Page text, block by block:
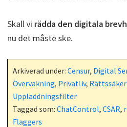
Skall vi rädda den digitala
nu det måste ske.
Arkiverad under: Censur, Digital
Övervakning, Privatliv,
Uppladdningsfilter
Taggad som: ChatControl, CSAR,
Flaggers